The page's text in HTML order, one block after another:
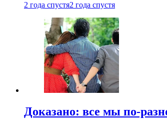
2 года спустя2 года спустя
Доказано: все мы по-